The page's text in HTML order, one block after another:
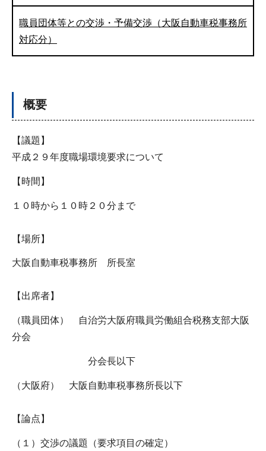
職員団体等との交渉・予備交渉（大阪自動車税事務所
対応分）
概要
【議題】
平成２９年度職場環境要求について
【時間】
１０時から１０時２０分まで
【場所】
大阪自動車税事務所 所長室
【出席者】
（職員団体） 自治労大阪府職員労働組合税務支部大阪
分会
分会長以下
（大阪府） 大阪自動車税事務所長以下
【論点】
（１）交渉の議題（要求項目の確定）